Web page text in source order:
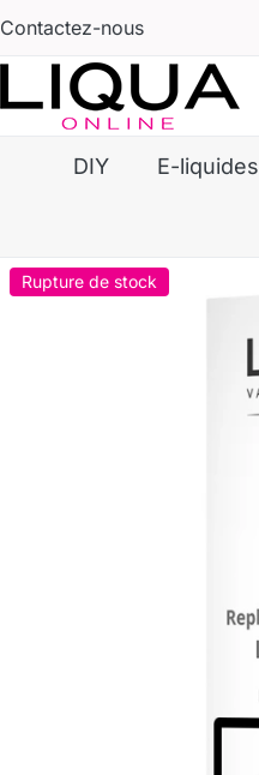
Contactez-nous
DIY E-liquides
Rupture de stock